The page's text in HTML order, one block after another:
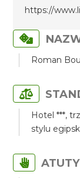
https://
Roman
Hotel ***,
stylu
ATUTY